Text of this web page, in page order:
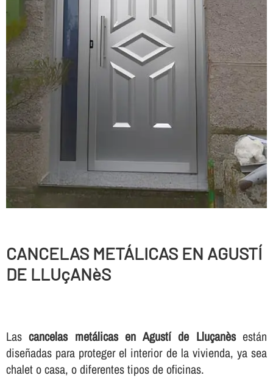
CANCELAS METÁLICAS EN AGUSTÍ
DE LLUçANèS
Lascancelas metálicas en Agustí de Lluçanèsestán
diseñadas para proteger el interior de la vivienda, ya sea
chalet o casa, o diferentes tipos de oficinas.